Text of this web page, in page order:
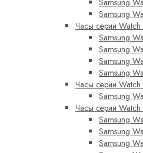
Samsung
Samsung
Часы серии Watch
Samsung
Samsung
Samsung
Samsung
Часы серии Watch
Samsung
Часы серии
Samsung
Samsung
Samsung